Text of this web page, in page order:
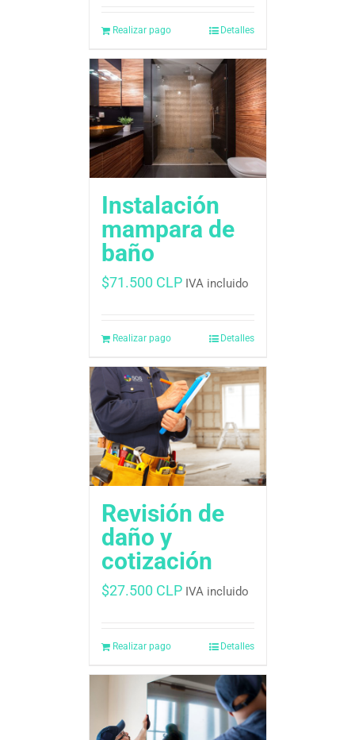
Realizar pago Detalles
Instalación
mampara de
baño
$71.500 CLP IVA incluido
Realizar pago Detalles
Revisión de
daño y
cotización
$27.500 CLP IVA incluido
Realizar pago Detalles